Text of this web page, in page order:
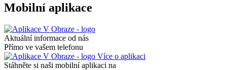
Mobilní aplikace
Aktuální informace od nás
Přímo ve vašem telefonu
Více o aplikaci
Stáhněte si naši mobilní aplikaci na